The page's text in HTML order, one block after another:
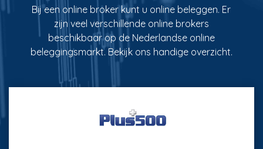
Bij een online broker kunt u online beleggen. Er
zijn veel verschillende online brokers
beschikbaar op de Nederlandse online
beleggingsmarkt. Bekijk ons handige overzicht.